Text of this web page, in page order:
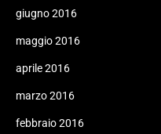
giugno 2016
maggio 2016
aprile 2016
marzo 2016
febbraio 2016